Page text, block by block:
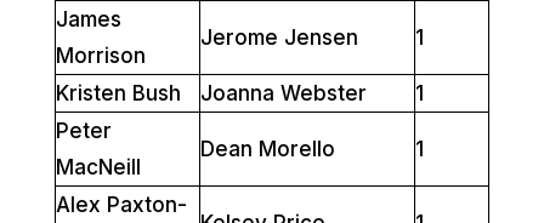
James
Morrison
Jerome Jensen 1
Kristen Bush Joanna Webster
1
Peter
MacNeill
Dean Morello 1
Alex Paxton-